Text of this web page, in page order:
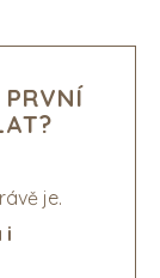
PRVNÍ
je.
i